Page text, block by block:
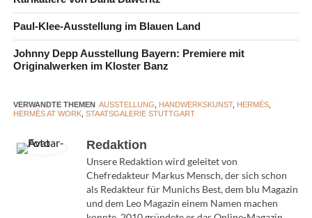
Wissen und geschickte Hände. Hinter jedem letzten
Schliff steht ein Anfang – eine akribische Auswahl der
Ausgangsmaterialien und die Bearbeitung mit höchster
Präzision und Perfektion. Jeder neue Handwerker, der
zu Hermès kommt, absolviert eine einjährige
Nach diesem Ausbildungsjahr wird der Handwerker in
begleitet. Wir sind der Meinung, dass ein Handwerker
bis zu 5 Jahre braucht, um das gesamte Savoir-faire des
Hauses zu beherrschen. Jedoch lernt ein Handwerker
während seiner Zeit bei Hermès stets weiter. Es
kommen neue Leder, neue Modelle oder neue
Paul-Klee-Ausstellung im Blauen Land
Johnny Depp Ausstellung Bayern: Premiere mit
Originalwerken im Kloster Banz
VERWANDTE THEMEN AUSSTELLUNG HANDWERKSKUNST, HERMÉS,
HERMÈS AT WORK, STAATSGALERIE STUTTGART
Redaktion
Unsere Redaktion wird geleitet von
Chefredakteur Markus Mensch, der sich schon
als Redakteur für Munichs Best, dem blu Magazin
und dem Leo Magazin einem Namen machen